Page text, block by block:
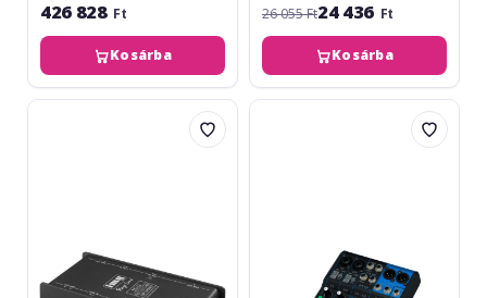
426 828 Ft
Kosárba
26 055 Ft24 436 Ft
Kosárba
img
Yamaha